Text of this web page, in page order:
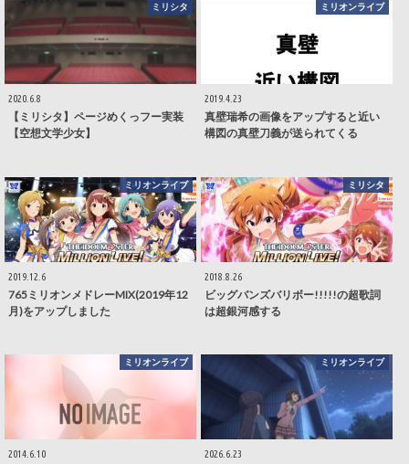
ミリシタ
2020.6.8
【ミリシタ】ページめくっフー実装
【空想文学少女】
ミリオンライブ
2019.4.23
真壁瑞希の画像をアップすると近い
構図の真壁刀義が送られてくる
ミリオンライブ
2019.12.6
765ミリオンメドレーMIX(2019年12
月)をアップしました
ミリシタ
2018.8.26
ビッグバンズバリボー!!!!!の超歌詞
は超銀河感する
ミリオンライブ
2014.6.10
ミリオンライブ
2026.6.23